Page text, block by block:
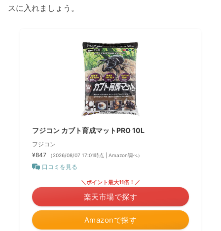
スに入れましょう。
フジコン カブト育成マットPRO 10L
フジコン
¥847
（2026/08/07 17:01時点 | Amazon調べ）
口コミを見る
Amazonで探す
＼ポイント最大11倍！／
楽天市場で探す